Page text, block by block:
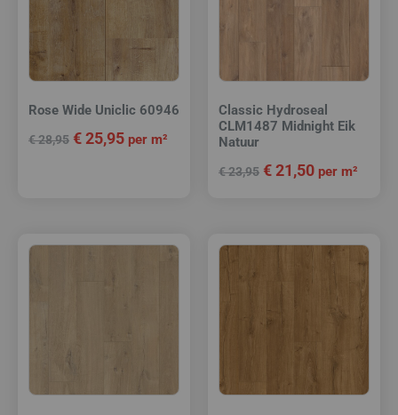
Rose Wide Uniclic 60946
€28,95 €25,95 per m²
Classic Hydroseal
CLM1487 Midnight Eik
Natuur
€23,95 €21,50 per m²